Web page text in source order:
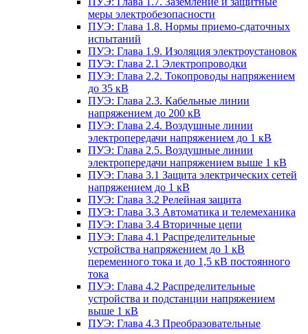
меры электробезопасности
ПУЭ: Глава 1.8. Нормы приемо-сдаточных
испытаний
ПУЭ: Глава 1.9. Изоляция электроустановок
ПУЭ: Глава 2.1 Электропроводки
ПУЭ: Глава 2.2. Токопроводы напряжением
до 35 кВ
ПУЭ: Глава 2.3. Кабельные линии
напряжением до 200 кВ
ПУЭ: Глава 2.4. Воздушные линии
электропередачи напряжением до 1 кВ
ПУЭ: Глава 2.5. Воздушные линии
электропередачи напряжением выше 1 кВ
ПУЭ: Глава 3.1 Защита электрических сетей
напряжением до 1 кВ
ПУЭ: Глава 3.2 Релейная защита
ПУЭ: Глава 3.3 Автоматика и телемеханика
ПУЭ: Глава 3.4 Вторичные цепи
ПУЭ: Глава 4.1 Распределительные
устройства напряжением до 1 кВ
переменного тока и до 1,5 кВ постоянного
тока
ПУЭ: Глава 4.2 Распределительные
устройства и подстанции напряжением
выше 1 кВ
ПУЭ: Глава 4.3 Преобразовательные